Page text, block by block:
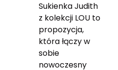
Sukienka Judith
z kolekcji LOU to
propozycja,
która łączy w
sobie
nowoczesny